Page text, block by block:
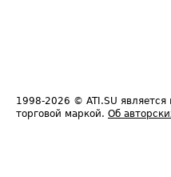
1998-2026 © ATI.SU
торговой маркой. Об